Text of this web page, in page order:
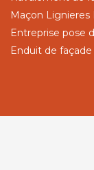
Maçon Lignieres
Entreprise pose
Enduit de